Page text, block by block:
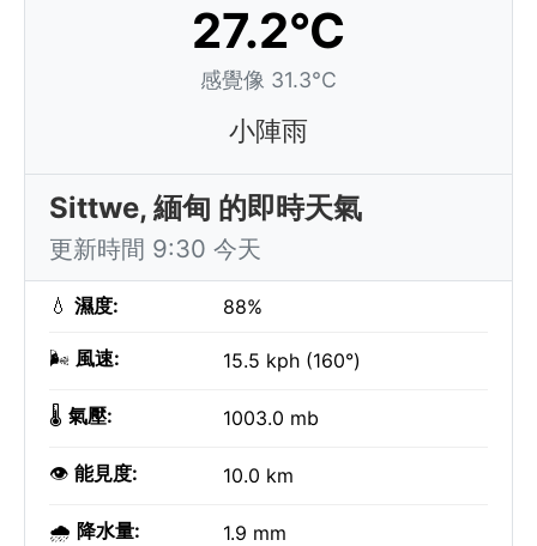
27.2°C
感覺像 31.3°C
小陣雨
Sittwe, 緬甸 的即時天氣
更新時間 9:30 今天
💧 濕度: 88%
🌬️ 風速: 15.5 kph (160°)
🌡️ 氣壓: 1003.0 mb
👁️ 能見度: 10.0 km
🌧️ 降水量: 1.9 mm